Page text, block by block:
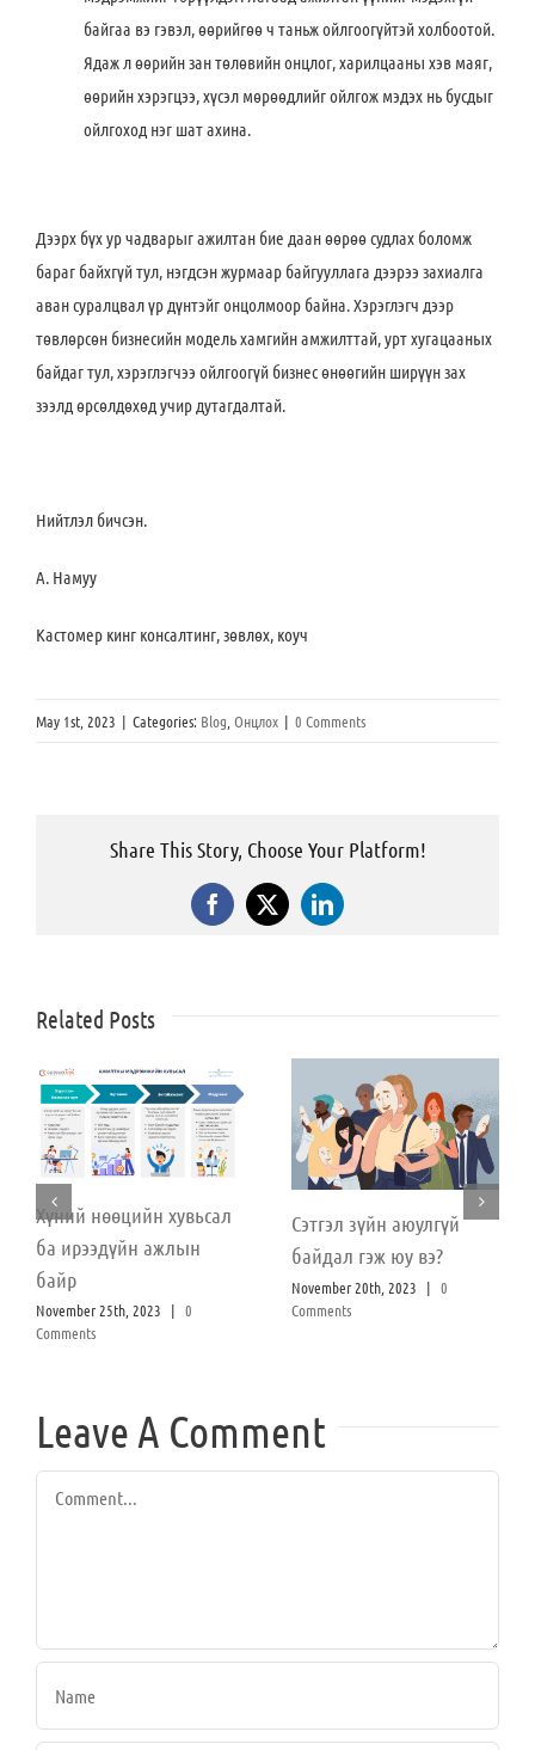
байгаа вэ гэвэл, өөрийгөө ч таньж ойлгоогүйтэй холбоотой.
Ядаж л өөрийн зан төлөвийн онцлог, харилцааны хэв маяг,
өөрийн хэрэгцээ, хүсэл мөрөөдлийг ойлгож мэдэх нь бусдыг
ойлгоход нэг шат ахина.
Дээрх бүх ур чадварыг ажилтан бие даан өөрөө судлах боломж
бараг байхгүй тул, нэгдсэн журмаар байгууллага дээрээ захиалга
аван суралцвал үр дүнтэйг онцолмоор байна. Хэрэглэгч дээр
төвлөрсөн бизнесийн модель хамгийн амжилттай, урт хугацааных
байдаг тул, хэрэглэгчээ ойлгоогүй бизнес өнөөгийн ширүүн зах
зээлд өрсөлдөхөд учир дутагдалтай.
Нийтлэл бичсэн.
А. Намуу
Кастомер кинг консалтинг, зөвлөх, коуч
May 1st, 2023 | Categories: Blog Онцлох | 0 Comments
Share This Story, Choose Your Platform!
Facebook
X LinkedIn
Related Posts
Хүний нөөцийн хувьсал
ба ирээдүйн ажлын
байр
November 25th, 2023 | 0
Comments
Сэтгэл зүйн аюулгүй
байдал гэж юу вэ?
November 20th, 2023 | 0
Comments
Leave A Comment